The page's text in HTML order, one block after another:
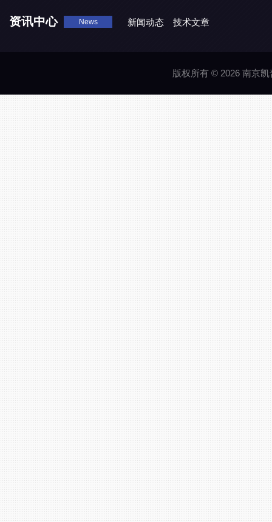
资讯中心 News 新闻动态 技术文章
版权所有 © 2026 南京